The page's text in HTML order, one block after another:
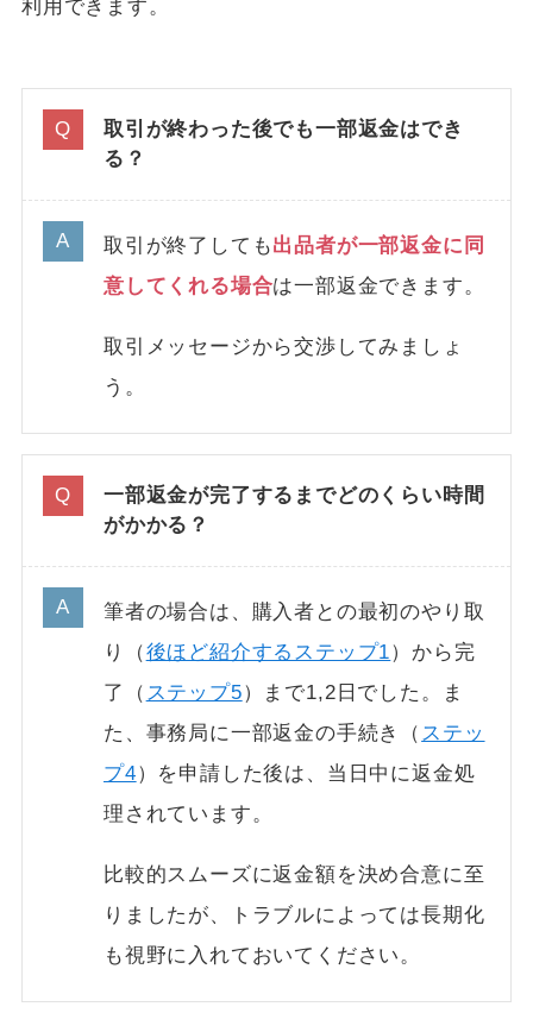
利用できます。
取引が終わった後でも一部返金はでき
る？
取引が終了しても出品者が一部返金に同
意してくれる場合は一部返金できます。
取引メッセージから交渉してみましょ
う。
一部返金が完了するまでどのくらい時間
がかかる？
筆者の場合は、購入者との最初のやり取
り（後ほど紹介するステップ1）から完
了（ ステップ5）まで1,2日でした。ま
た、事務局に一部返金の手続き（ ステッ
プ4）を申請した後は、当日中に返金処
理されています。
比較的スムーズに返金額を決め合意に至
りましたが、トラブルによっては長期化
も視野に入れておいてください。